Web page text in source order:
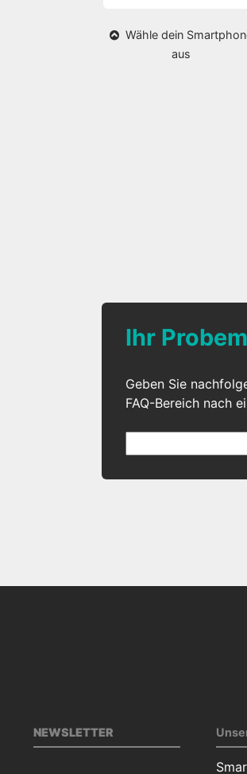
Wähle dein
aus
Ihr
Geben Sie
FAQ-Bereich nach
NEWSLETTER